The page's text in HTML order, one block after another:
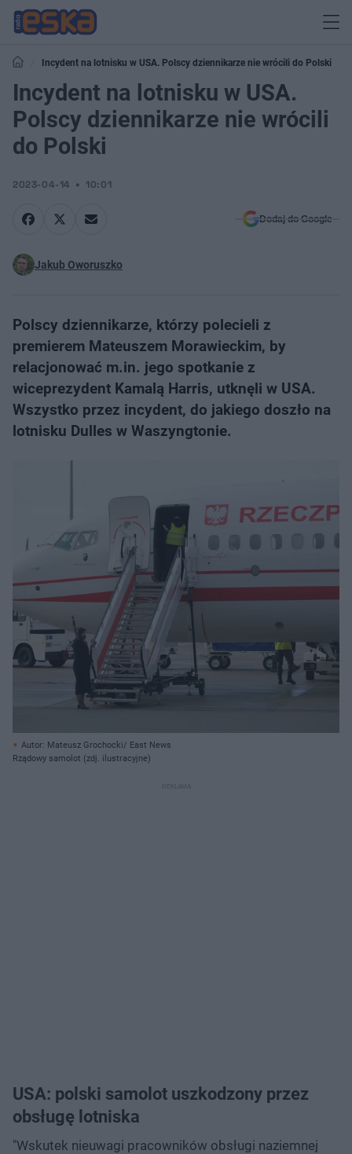
Incydent na lotnisku w USA. Polscy dziennikarze nie wrócili do Polski
Incydent na lotnisku w USA.
Polscy dziennikarze nie wrócili
do Polski
2023-04-14 10:01
Dodaj do Google
Jakub Oworuszko
Polscy dziennikarze, którzy polecieli z
premierem Mateuszem Morawieckim, by
relacjonować m.in. jego spotkanie z
wiceprezydent Kamalą Harris, utknęli w USA.
Wszystko przez incydent, do jakiego doszło na
lotnisku Dulles w Waszyngtonie.
Autor: Mateusz Grochocki/ East News
Rządowy samolot (zdj. ilustracyjne)
USA: polski samolot uszkodzony przez
obsługę lotniska
"Wskutek nieuwagi pracowników obsługi naziemnej